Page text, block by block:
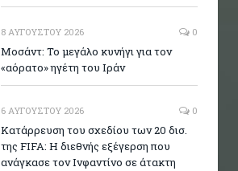
8 ΑΥΓΟΎΣΤΟΥ 2026 0
Μοσάντ: Το μεγάλο κυνήγι για τον
«αόρατο» ηγέτη του Ιράν
6 ΑΥΓΟΎΣΤΟΥ 2026 0
Κατάρρευση του σχεδίου των 20 δισ.
της FIFA: Η διεθνής εξέγερση που
ανάγκασε τον Ινφαντίνο σε άτακτη